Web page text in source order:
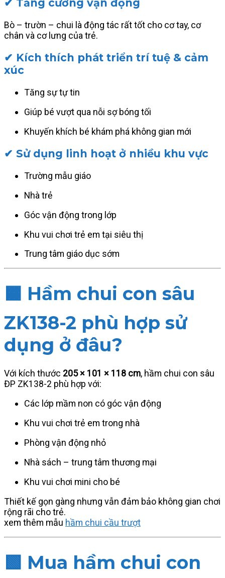
✔ Tăng cường vận động
Bò – trườn – chui là động tác rất tốt cho cơ tay, cơ
chân và cơ lưng của trẻ.
✔ Kích thích phát triển trí tuệ & cảm
xúc
Tăng sự tự tin
Giúp bé vượt qua nỗi sợ bóng tối
Khuyến khích bé khám phá không gian mới
✔ Sử dụng linh hoạt ở nhiều khu vực
Trường mẫu giáo
Nhà trẻ
Góc vận động trong lớp
Khu vui chơi trẻ em tại siêu thị
Trung tâm giáo dục sớm
🟧 Hầm chui con sâu
ZK138-2 phù hợp sử
dụng ở đâu?
Với kích thước 205 × 101 × 118 cm, hầm chui con sâu
ĐP ZK138-2 phù hợp với:
Các lớp mầm non có góc vận động
Khu vui chơi trẻ em trong nhà
Phòng vận động nhỏ
Nhà sách – trung tâm thương mại
Khu vui chơi mini cho bé
Thiết kế gọn gàng nhưng vẫn đảm bảo không gian chơi
rộng rãi cho trẻ.
xem thêm mẫu hầm chui cầu trượt
🟩 Mua hầm chui con